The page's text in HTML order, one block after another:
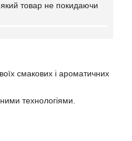
який товар не покидаючи
смакових і ароматичних
технологіями.